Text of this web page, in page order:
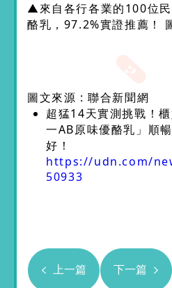
▲來自各行各業的100位
酪乳，97.2%實證推薦！
圖文來源 : 聯合新聞網
超猛14天實測挑戰！
一AB原味優酪乳」順
好！
https://udn.com/
50933
上一篇 下一篇